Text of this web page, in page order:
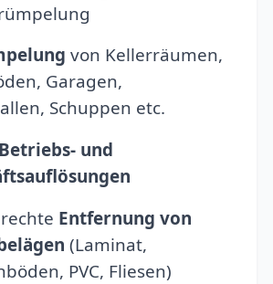
von Kellerräumen,
Garagen,
Schuppen etc.
und
Entfernung von
(Laminat,
PVC, Fliesen)